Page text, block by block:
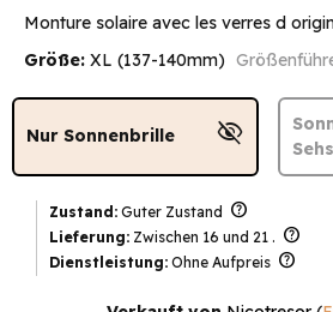
Monture solaire avec les verres d
Größe: XL (137-140mm)
Nur Sonnenbrille visibility_off
Zustand: Guter Zustand help
Lieferung: Zwischen 16 und 21 . help
Dienstleistung: Ohne Aufpreis help